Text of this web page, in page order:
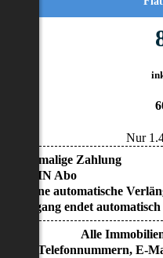
Nur
• Einmalige Zahlung
• KEIN Abo
• Keine automatische
• Zugang endet
Alle
Alle Telefonnummern, E-